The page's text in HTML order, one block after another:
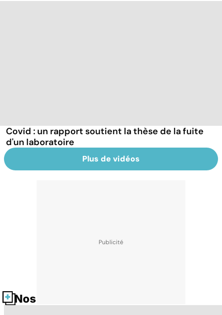
Covid : un rapport soutient la thèse de la fuite
d'un laboratoire
Plus de vidéos
Nos fiches santé